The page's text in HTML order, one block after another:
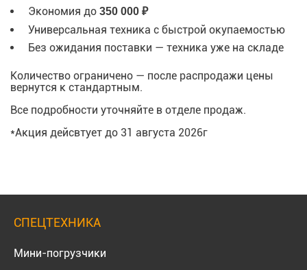
Экономия до 350 000 ₽
Универсальная техника с быстрой окупаемостью
Без ожидания поставки — техника уже на складе
Количество ограничено — после распродажи цены
вернутся к стандартным.
Все подробности уточняйте в отделе продаж.
*Акция дейсвтует до 31 августа 2026г
СПЕЦТЕХНИКА
Мини-погрузчики